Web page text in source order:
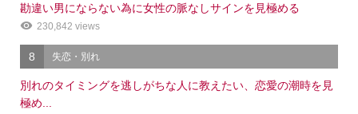
勘違い男にならない為に女性の脈なしサインを見極める
230,842 views
8 失恋・別れ
別れのタイミングを逃しがちな人に教えたい、恋愛の潮時を見
極め...